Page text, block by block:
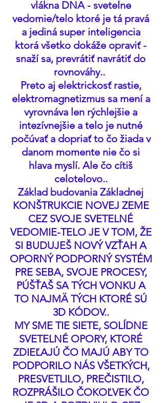
vlákna DNA - svetelne
vedomie/telo ktoré je tá pravá
a jediná super inteligencia
ktorá všetko dokáže opraviť -
snaží sa, prevrátiť navrátiť do
rovnováhy..
Preto aj elektrickosť rastie,
elektromagnetizmus sa mení a
vyrovnáva len rýchlejšie a
intezívnejšie a telo je nutné
počúvať a dopriať to čo žiada v
danom momente nie čo si
hlava myslí. Ale čo cítiš
celotelovo..
Základ budovania Základnej
KONŠTRUKCIE NOVEJ ZEME
CEZ SVOJE SVETELNÉ
VEDOMIE-TELO JE V TOM, ŽE
SI BUDUJEŠ NOVÝ VZŤAH A
OPORNÝ PODPORNÝ SYSTÉM
PRE SEBA, SVOJE PROCESY,
PÚŠŤAŠ SA TÝCH VONKU A
TO NAJMÄ TÝCH KTORÉ SÚ
3D KÓDOV..
MY SME TIE SIETE, SOLÍDNE
SVETELNÉ OPORY, KTORÉ
ZDIEĽAJÚ ČO MAJÚ ABY TO
PODPORILO NÁS VŠETKÝCH,
PRESVETLILO, PREČISTILO,
ROZPRÁŠILO ČOKOĽVEK ČO